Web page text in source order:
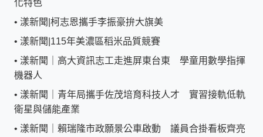
化特色
• 漾新聞|柯志恩攜手李振豪拚大旗美
• 漾新聞|115年美濃區稻米品質競賽
• 漾新聞｜高大資訊志工走進屏東台東 學童用數學指揮
機器人
• 漾新聞｜青年局攜手佐茂培育科技人才 實習接軌低軌
衛星與儲能產業
• 漾新聞｜賴瑞隆市政願景公車啟動 議員合掛看板齊亮